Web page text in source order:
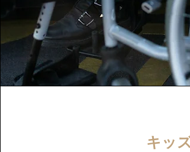
キッ